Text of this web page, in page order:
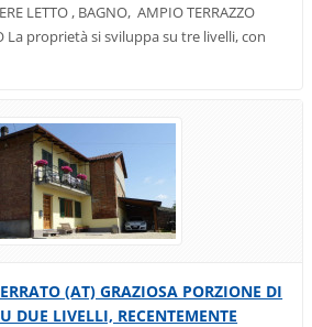
LETTO , BAGNO, AMPIO TERRAZZO
La proprietà si sviluppa su tre livelli, con
(AT) GRAZIOSA PORZIONE DI
DUE LIVELLI, RECENTEMENTE